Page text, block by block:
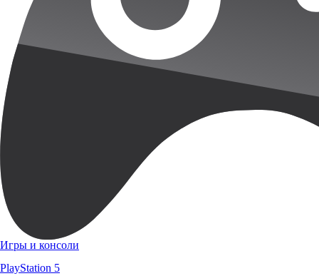
Игры и консоли
PlayStation 5